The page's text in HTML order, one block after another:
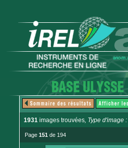
1931 images trouvées, Type d'image :
Page 151 de 194